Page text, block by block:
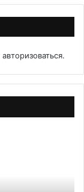
авторизоваться.